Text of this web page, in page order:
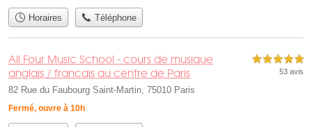
Horaires Téléphone
All Four Music School - cours de musique
anglais / francais au centre de Paris
82 Rue du Faubourg Saint-Martin, 75010 Paris
Fermé, ouvre à 10h
5,0 étoiles sur 5
53 avis